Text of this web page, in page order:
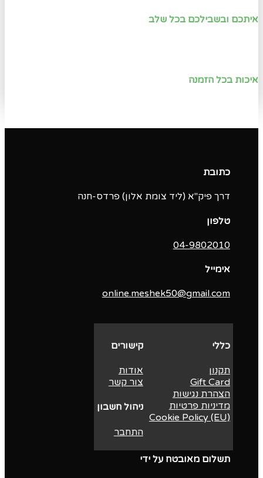
איתכם ובשבילכם בכל שלב
איכות בכל הזמנה
תשלום מאובטח על ידי
קישורים
אודות
צור קשר
ניהול חשבון
התחבר
כללי
תקנון
Gift Card
הצהרת נגישות
מדיניות פרטיות
Cookie Policy (EU)
כתובת
דרך פיק"א (ליד צומת אלון) פרדס-חנה
טלפון
04-9802010‬
אימייל
online.meshek50@gmail.com